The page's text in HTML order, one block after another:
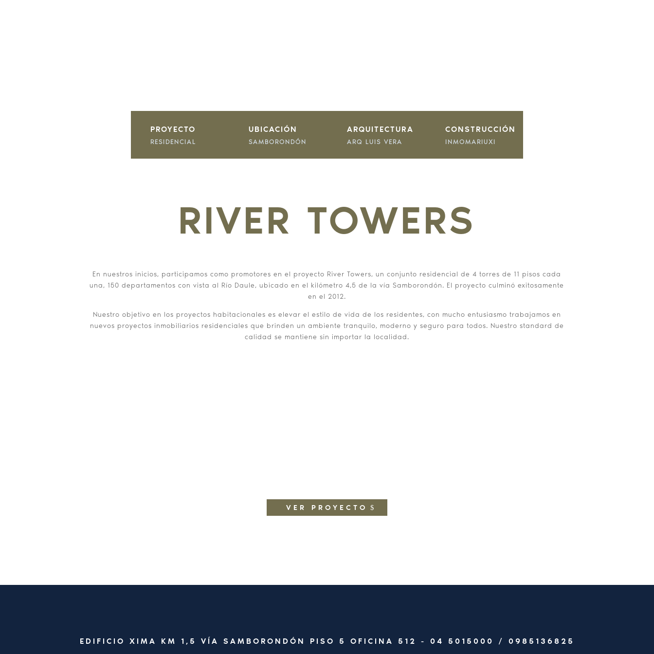
PROYECTO
RESIDENCIAL
UBICACIÓN
SAMBORONDÓN
ARQUITECTURA
ARQ LUIS VERA
CONSTRUCCIÓN
INMOMARIUXI
RIVER TOWERS
En nuestros inicios, participamos como promotores en el proyecto River Towers, un conjunto residencial de 4 torres de 11 pisos cada
una, 150 departamentos con vista al Río Daule, ubicado en el kilómetro 4,5 de la vía Samborondón. El proyecto culminó exitosamente
en el 2012.
Nuestro objetivo en los proyectos habitacionales es elevar el estilo de vida de los residentes, con mucho entusiasmo trabajamos en
nuevos proyectos inmobiliarios residenciales que brinden un ambiente tranquilo, moderno y seguro para todos. Nuestro standard de
calidad se mantiene sin importar la localidad.
VER PROYECTO
EDIFICIO XIMA KM 1,5 VÍA SAMBORONDÓN PISO 5 OFICINA 512 - 04 5015000 / 0985136825